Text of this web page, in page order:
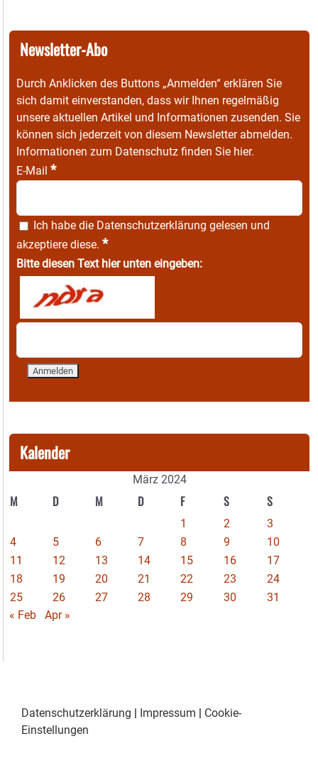
Newsletter-Abo
Durch Anklicken des Buttons „Anmelden“ erklären Sie
sich damit einverstanden, dass wir Ihnen regelmäßig
unsere aktuellen Artikel und Informationen zusenden. Sie
können sich jederzeit von diesem Newsletter abmelden.
Informationen zum Datenschutz finden Sie hier.
E-Mail *
Ich habe die Datenschutzerklärung gelesen und
akzeptiere diese. *
Bitte diesen Text hier unten eingeben:
Kalender
März 2024
M D M D F S S
1 2
3
4
5 6 7 8 9
10
11
12 13 14 15 16
17
18
19 20 21 22 23
24
25
26 27 28 29 30
31
« Feb
Apr »
Datenschutzerklärung | Impressum | Cookie-
Einstellungen